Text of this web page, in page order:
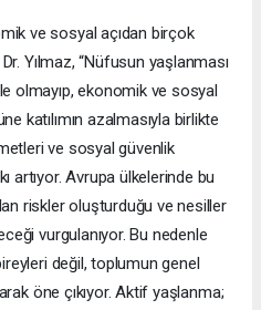
ve sosyal açıdan birçok
Yılmaz, “Nüfusun yaşlanması
olmayıp, ekonomik ve sosyal
katılımın azalmasıyla birlikte
ve sosyal güvenlik
artıyor. Avrupa ülkelerinde bu
riskler oluşturduğu ve nesiller
vurgulanıyor. Bu nedenle
değil, toplumun genel
öne çıkıyor. Aktif yaşlanma;